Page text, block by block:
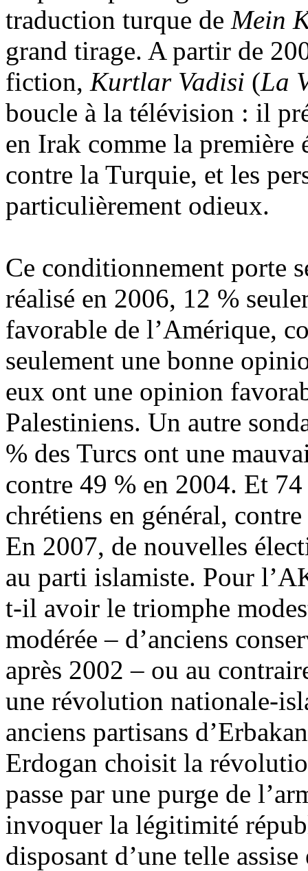
traduction turque de Mein
grand tirage. A partir de
fiction, Kurtlar Vadisi (La
boucle à la télévision : il
en Irak comme la première
contre la Turquie, et les
particulièrement odieux.
Ce conditionnement porte
réalisé en 2006, 12 %
favorable de l’Amérique,
seulement une bonne
eux ont une opinion
Palestiniens. Un autre
% des Turcs ont une
contre 49 % en 2004. Et
chrétiens en général,
En 2007, de nouvelles
au parti islamiste. Pour
t-il avoir le triomphe
modérée – d’anciens
après 2002 – ou au
une révolution nationale-
anciens partisans
Erdogan choisit la
passe par une purge de
invoquer la légitimité
disposant d’une telle